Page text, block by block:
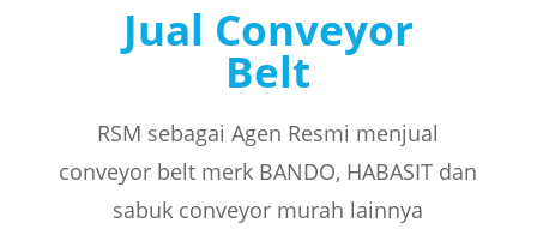
Jual Conveyor
Belt
RSM sebagai Agen Resmi menjual
conveyor belt merk BANDO, HABASIT dan
sabuk conveyor murah lainnya